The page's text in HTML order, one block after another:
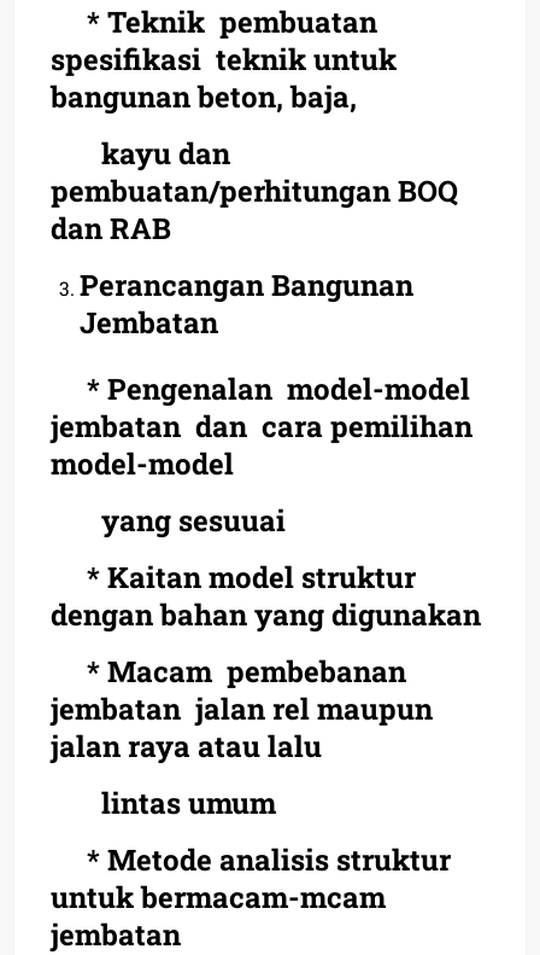
* Teknik pembuatan
spesifikasi teknik untuk
bangunan beton, baja,
kayu dan
pembuatan/perhitungan BOQ
dan RAB
Perancangan Bangunan
Jembatan
* Pengenalan model-model
jembatan dan cara pemilihan
model-model
yang sesuuai
* Kaitan model struktur
dengan bahan yang digunakan
* Macam pembebanan
jembatan jalan rel maupun
jalan raya atau lalu
lintas umum
* Metode analisis struktur
untuk bermacam-mcam
jembatan